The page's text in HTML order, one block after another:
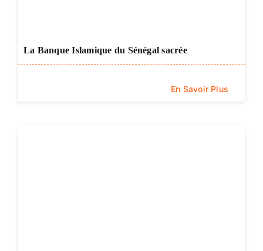
La Banque Islamique du Sénégal sacrée
En Savoir Plus